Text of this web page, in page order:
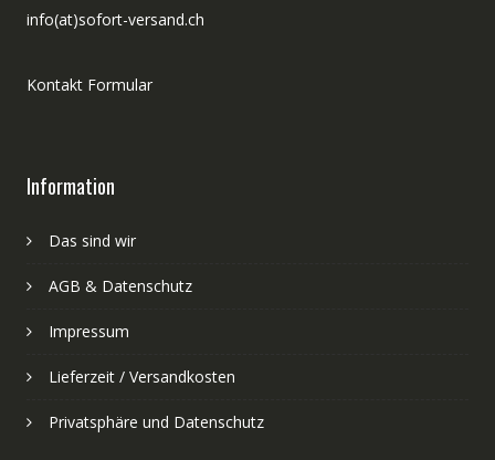
info(at)sofort-versand.ch
Kontakt Formular
Information
Das sind wir
AGB & Datenschutz
Impressum
Lieferzeit / Versandkosten
Privatsphäre und Datenschutz